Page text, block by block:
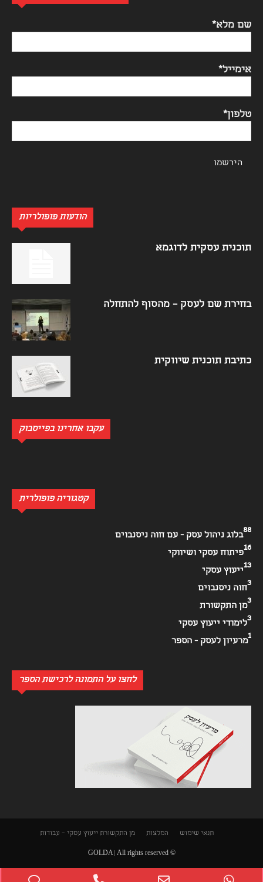
שם מלא*
אימייל*
טלפון*
הודעות פופולריות
תוכנית עסקית לדוגמא
בחירת שם לעסק – מהסוף להתחלה
כתיבת תוכנית שיווקית
עקבו אחרינו בפייסבוק
קטגוריה פופולרית
בלוג ניהול עסק - עם חוה ניסנבוים
88
פיתוח עסקי ושיווקי
16
ייעוץ עסקי
13
חוה ניסנבוים
3
מן התקשורת
3
לימודי ייעוץ עסקי
3
מרעיון לעסק - הספר
1
לחצו על התמונה לרכישת הספר
תנאי שימוש המלצות מן התקשורת ייעוץ עסקי – עבודות
© GOLDA| All rights reserved